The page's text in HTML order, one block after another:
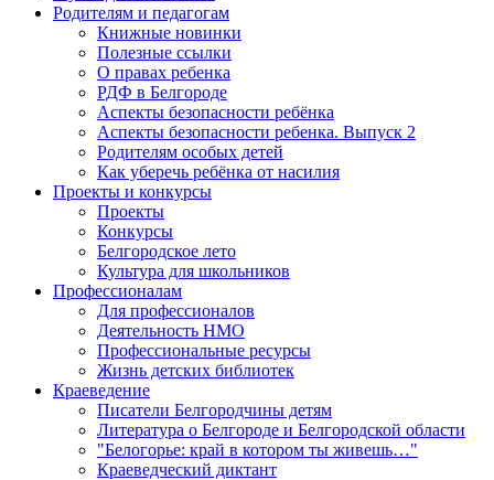
Родителям и педагогам
Книжные новинки
Полезные ссылки
О правах ребенка
РДФ в Белгороде
Аспекты безопасности ребёнка
Аспекты безопасности ребенка. Выпуск 2
Родителям особых детей
Как уберечь ребёнка от насилия
Проекты и конкурсы
Проекты
Конкурсы
Белгородское лето
Культура для школьников
Профессионалам
Для профессионалов
Деятельность НМО
Профессиональные ресурсы
Жизнь детских библиотек
Краеведение
Писатели Белгородчины детям
Литература о Белгороде и Белгородской области
"Белогорье: край в котором ты живешь…"
Краеведческий диктант